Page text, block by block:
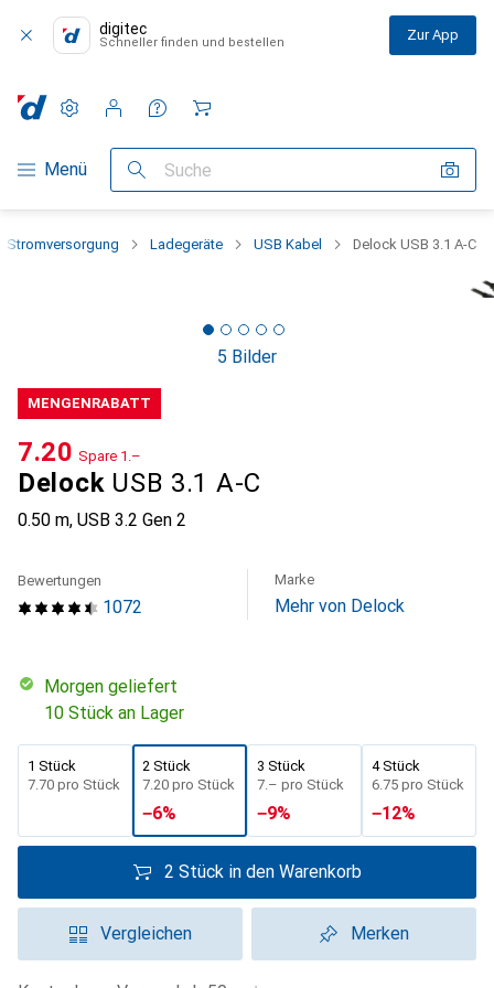
digitec
Schneller finden und bestellen Zur App
Navigation nach Kategorien
Menü Suche
Einstellungen
Kundenkonto
Vergleichslisten
Merklisten
Warenkorb
Stromversorgung Ladegeräte USB Kabel Delock USB 3.1 A-C
5 Bilder
MENGENRABATT
Delock USB 3.1 A-C
0.50 m, USB 3.2 Gen 2
CHF
7.20 Spare CHF
1.–
1072
Bewertungen Marke
Mehr von Delock
morgen geliefert
10 Stück an Lager
1 Stück
CHF
7.70 pro Stück
2 Stück
CHF
7.20 pro Stück
−6%
3 Stück
CHF
7.– pro Stück
−9%
4 Stück
CHF
6.75 pro Stück
−12%
2 Stück in den Warenkorb
Vergleichen Merken